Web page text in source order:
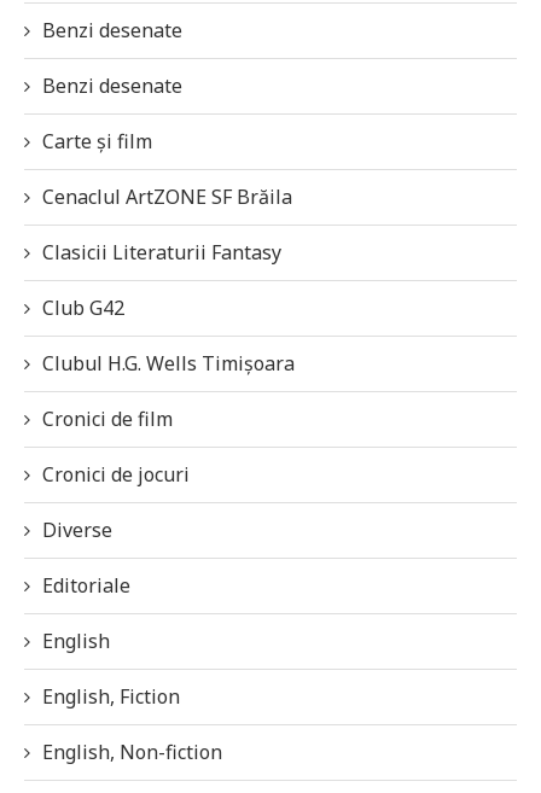
Benzi desenate
Benzi desenate
Carte și film
Cenaclul ArtZONE SF Brăila
Clasicii Literaturii Fantasy
Club G42
Clubul H.G. Wells Timișoara
Cronici de film
Cronici de jocuri
Diverse
Editoriale
English
English, Fiction
English, Non-fiction